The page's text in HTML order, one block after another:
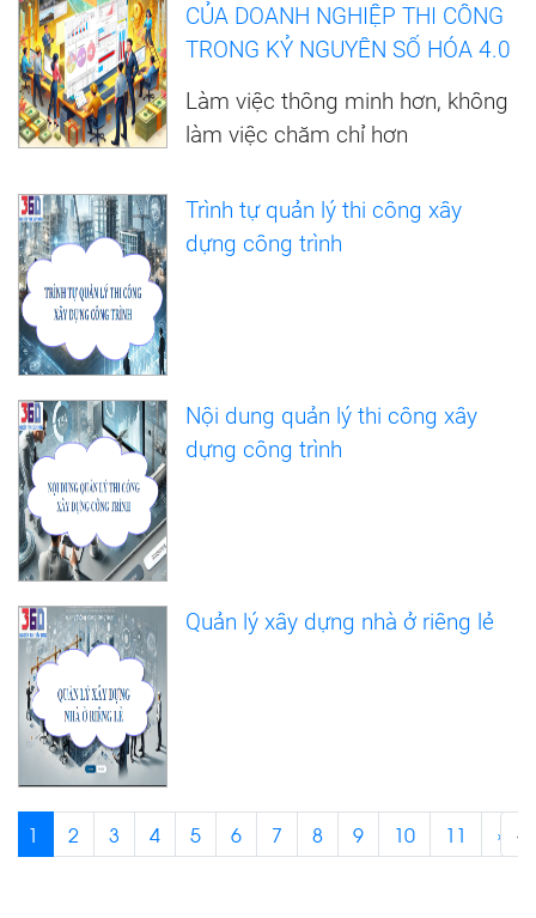
CỦA DOANH NGHIỆP THI CÔNG
TRONG KỶ NGUYÊN SỐ HÓA 4.0
Làm việc thông minh hơn, không
làm việc chăm chỉ hơn
Trình tự quản lý thi công xây
dựng công trình
Nội dung quản lý thi công xây
dựng công trình
Quản lý xây dựng nhà ở riêng lẻ
1 2 3 4 5 6 7 8 9 10 11 › ‹